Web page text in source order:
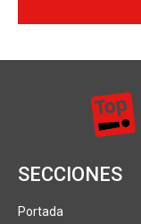
SECCIONES
Portada